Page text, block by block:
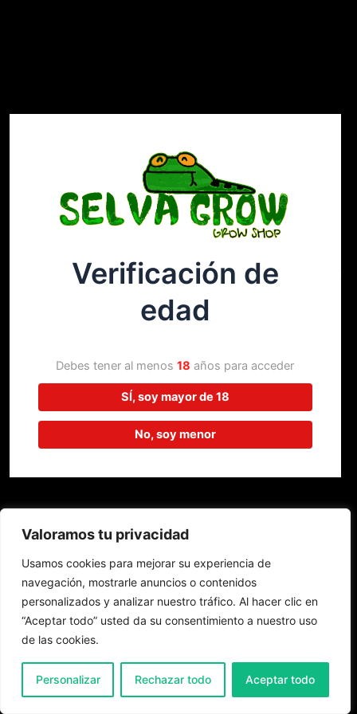
Valoramos tu privacidad
Usamos cookies para mejorar su experiencia de
navegación, mostrarle anuncios o contenidos
personalizados y analizar nuestro tráfico. Al hacer clic en
“Aceptar todo” usted da su consentimiento a nuestro uso
de las cookies.
Personalizar Rechazar todo Aceptar todo
¡Disculpa este desastre! Estamos
trabajando en algo increíble,
¡vuelve pronto!
Verificación de
edad
Debes tener al menos18 años para acceder
SÍ, soy mayor de 18
No, soy menor